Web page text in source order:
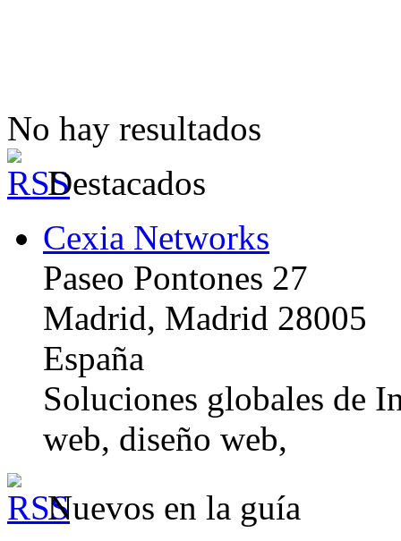
No hay resultados
Destacados
Cexia Networks
Paseo Pontones 27
Madrid, Madrid 28005
España
Soluciones globales de
web, diseño web,
Nuevos en la guía